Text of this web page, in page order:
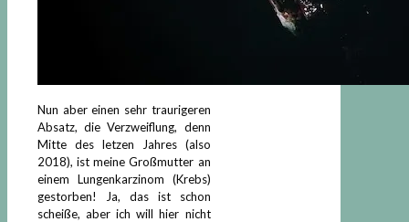
Nun aber einen sehr traurigeren
Absatz, die Verzweiflung, denn
Mitte des letzen Jahres (also
2018), ist meine Großmutter an
einem Lungenkarzinom (Krebs)
gestorben! Ja, das ist schon
scheiße, aber ich will hier nicht